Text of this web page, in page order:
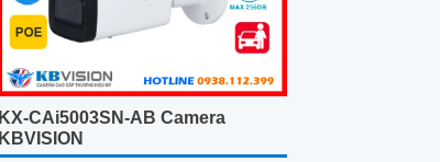
KX-CAi5003SN-AB Camera
KBVISION